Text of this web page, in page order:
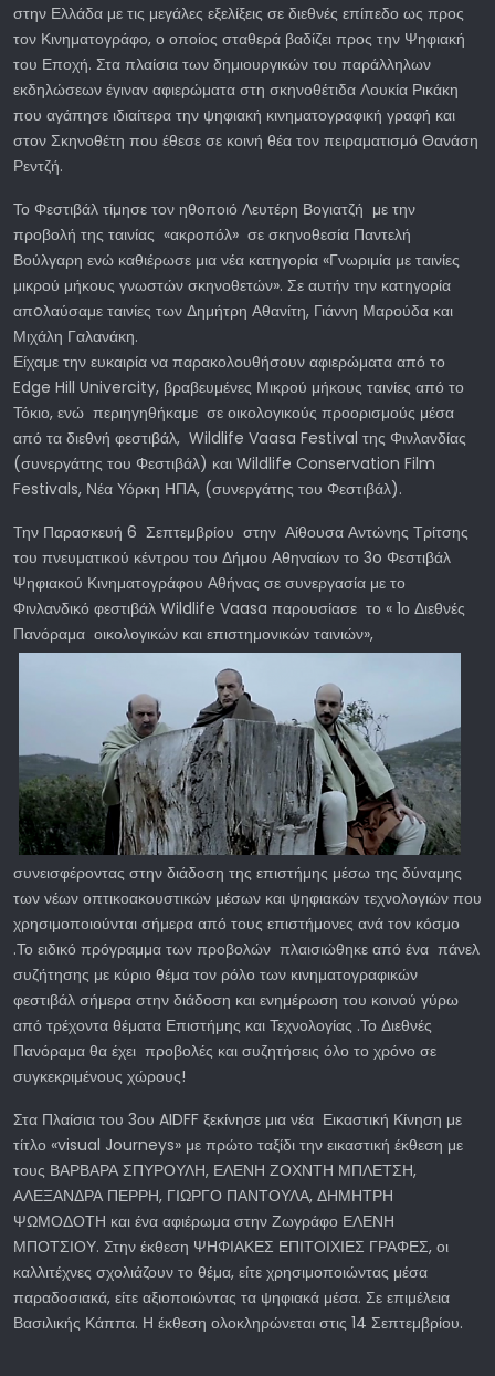
στην Ελλάδα με τις μεγάλες εξελίξεις σε διεθνές επίπεδο ως προς
τον Κινηματογράφο, ο οποίος σταθερά βαδίζει προς την Ψηφιακή
του Εποχή. Στα πλαίσια των δημιουργικών του παράλληλων
εκδηλώσεων έγιναν αφιερώματα στη σκηνοθέτιδα Λουκία Ρικάκη
που αγάπησε ιδιαίτερα την ψηφιακή κινηματογραφική γραφή και
στον Σκηνοθέτη που έθεσε σε κοινή θέα τον πειραματισμό Θανάση
Ρεντζή.
Το Φεστιβάλ τίμησε τον ηθοποιό Λευτέρη Βογιατζή με την
προβολή της ταινίας «ακροπόλ» σε σκηνοθεσία Παντελή
Βούλγαρη ενώ καθιέρωσε μια νέα κατηγορία «Γνωριμία με ταινίες
μικρού μήκους γνωστών σκηνοθετών». Σε αυτήν την κατηγορία
απoλαύσαμε ταινίες των Δημήτρη Αθανίτη, Γιάννη Μαρούδα και
Μιχάλη Γαλανάκη.
Είχαμε την ευκαιρία να παρακολουθήσουν αφιερώματα από το
Edge Hill Univercity, βραβευμένες Μικρού μήκους ταινίες από το
Τόκιο, ενώ περιηγηθήκαμε σε οικολογικούς προορισμούς μέσα
από τα διεθνή φεστιβάλ, Wildlife Vaasa Festival της Φινλανδίας
(συνεργάτης του Φεστιβάλ) και Wildlife Conservation Film
Festivals, Νέα Υόρκη ΗΠΑ, (συνεργάτης του Φεστιβάλ).
Την Παρασκευή 6 Σεπτεμβρίου στην Αίθουσα Αντώνης Τρίτσης
του πνευματικού κέντρου του Δήμου Αθηναίων το 3o Φεστιβάλ
Ψηφιακού Κινηματογράφου Αθήνας σε συνεργασία με το
Φινλανδικό φεστιβάλ Wildlife Vaasa παρουσίασε το « 1ο Διεθνές
Πανόραμα οικολογικών και επιστημονικών ταινιών»,
συνεισφέροντας στην διάδοση της επιστήμης μέσω της δύναμης
των νέων οπτικοακουστικών μέσων και ψηφιακών τεχνολογιών που
χρησιμοποιούνται σήμερα από τους επιστήμονες ανά τον κόσμο
.Το ειδικό πρόγραμμα των προβολών πλαισιώθηκε από ένα πάνελ
συζήτησης με κύριο θέμα τον ρόλο των κινηματογραφικών
φεστιβάλ σήμερα στην διάδοση και ενημέρωση του κοινού γύρω
από τρέχοντα θέματα Επιστήμης και Τεχνολογίας .Το Διεθνές
Πανόραμα θα έχει προβολές και συζητήσεις όλο το χρόνο σε
συγκεκριμένους χώρους!
Στα Πλαίσια του 3ου AIDFF ξεκίνησε μια νέα Εικαστική Κίνηση με
τίτλο «visual Journeys» με πρώτο ταξίδι την εικαστική έκθεση με
τους ΒΑΡΒΑΡΑ ΣΠΥΡΟΥΛΗ, ΕΛΕΝΗ ΖΟΧΝΤΗ ΜΠΛΕΤΣΗ,
ΑΛΕΞΑΝΔΡΑ ΠΕΡΡΗ, ΓΙΩΡΓΟ ΠΑΝΤΟΥΛΑ, ΔΗΜΗΤΡΗ
ΨΩΜΟΔΟΤΗ και ένα αφιέρωμα στην Ζωγράφο ΕΛΕΝΗ
ΜΠΟΤΣΙΟΥ. Στην έκθεση ΨΗΦΙΑΚΕΣ ΕΠΙΤΟΙΧΙΕΣ ΓΡΑΦΕΣ, οι
καλλιτέχνες σχολιάζουν το θέμα, είτε χρησιμοποιώντας μέσα
παραδοσιακά, είτε αξιοποιώντας τα ψηφιακά μέσα. Σε επιμέλεια
Βασιλικής Κάππα. Η έκθεση ολοκληρώνεται στις 14 Σεπτεμβρίου.